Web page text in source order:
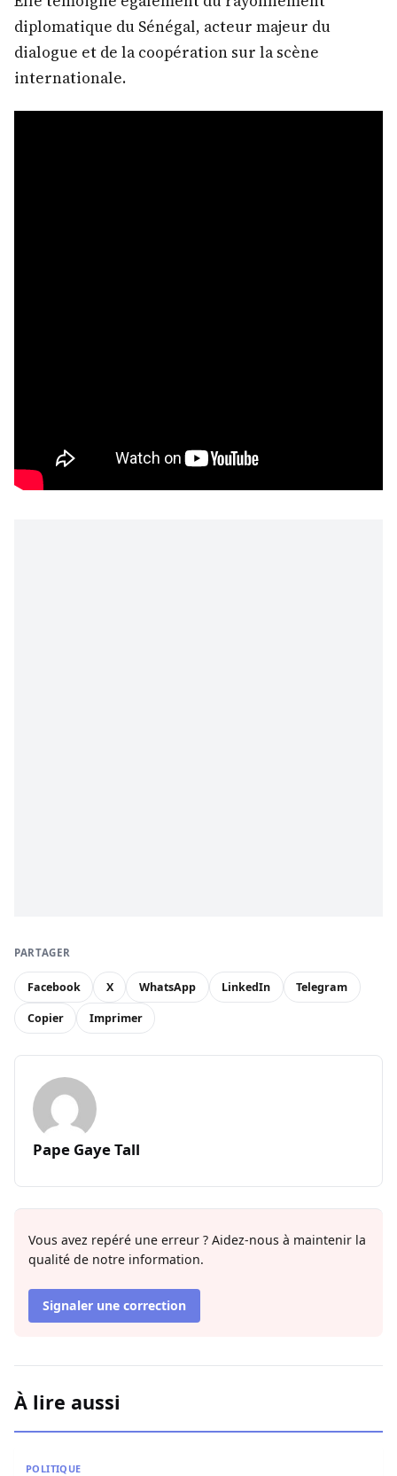
diplomatique du Sénégal, acteur majeur du
dialogue et de la coopération sur la scène
internationale.
PARTAGER
Facebook X WhatsApp LinkedIn Telegram
Copier Imprimer
Pape Gaye Tall
Vous avez repéré une erreur ? Aidez-nous à maintenir la
qualité de notre information.
Signaler une correction
À lire aussi
POLITIQUE